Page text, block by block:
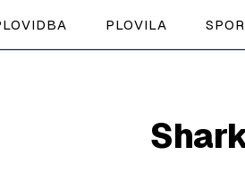
PLOVILA